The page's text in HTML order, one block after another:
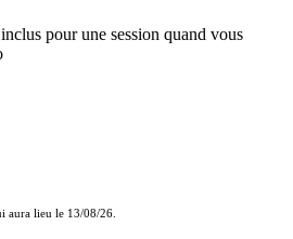
pour une session quand vous
aura lieu le 13/08/26.